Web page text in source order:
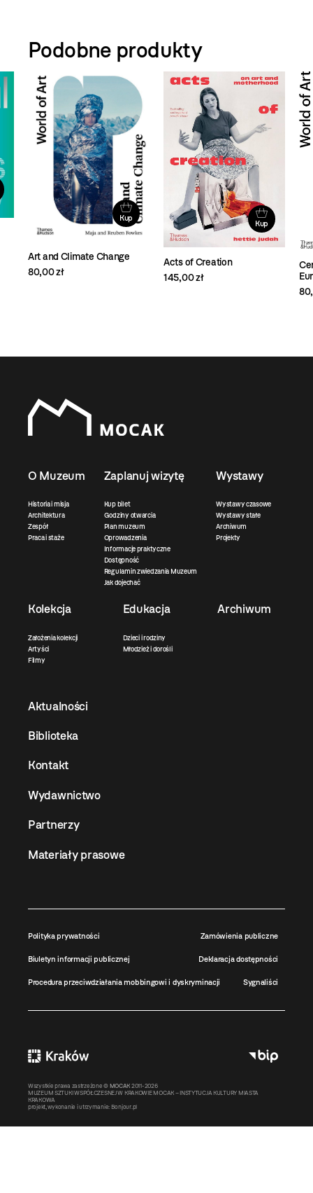
Podobne produkty
Kup
Art and Climate Change
80,00 zł
Kup
Acts of Creation
145,00 zł
O Muzeum
Historia i misja
Architektura
Zespół
Praca i staże
Zaplanuj wizytę
Kup bilet
Godziny otwarcia
Plan muzeum
Oprowadzenia
Informacje praktyczne
Dostępność
Regulamin zwiedzania Muzeum
Jak dojechać
Wystawy
Wystawy czasowe
Wystawy stałe
Archiwum
Projekty
Kolekcja
Założenia kolekcji
Artyści
Filmy
Edukacja
Dzieci i rodziny
Młodzież i dorośli
Archiwum
Aktualności
Biblioteka
Kontakt
Wydawnictwo
Partnerzy
Materiały prasowe
Polityka prywatności Zamówienia publiczne
Biuletyn informacji publicznej Deklaracja dostępności
Procedura przeciwdziałania mobbingowi i dyskryminacji Sygnaliści
Wszystkie prawa zastrzeżone © MOCAK 2011-2026
MUZEUM SZTUKI WSPÓŁCZESNEJ W KRAKOWIE MOCAK – INSTYTUCJA KULTURY MIASTA
KRAKOWA
projekt, wykonanie i utrzymanie: Bonjour.pl